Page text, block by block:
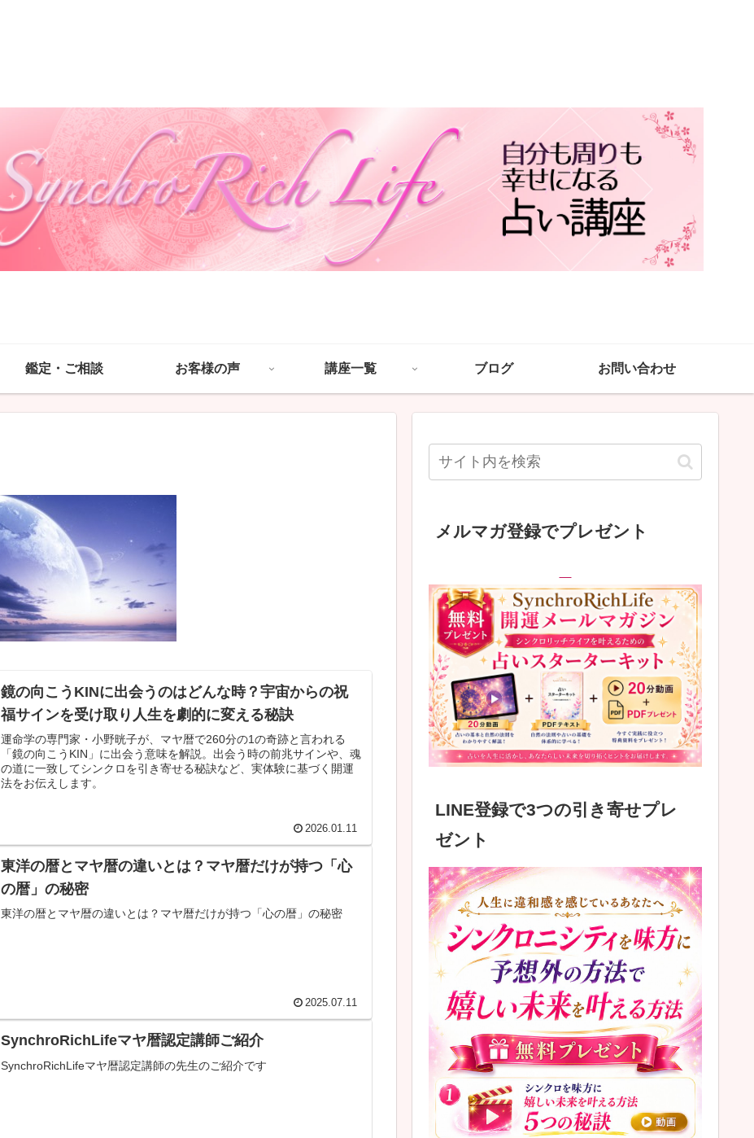
鑑定・ご相談 お客様の声 講座一覧 ブログ お問い合わせ
鏡の向こうKINに出会うのはどんな時？宇宙からの祝
福サインを受け取り人生を劇的に変える秘訣
運命学の専門家・小野晄子が、マヤ暦で260分の1の奇跡と言われる
「鏡の向こうKIN」に出会う意味を解説。出会う時の前兆サインや、魂
の道に一致してシンクロを引き寄せる秘訣など、実体験に基づく開運
法をお伝えします。
2026.01.11
東洋の暦とマヤ暦の違いとは？マヤ暦だけが持つ「心
の暦」の秘密
東洋の暦とマヤ暦の違いとは？マヤ暦だけが持つ「心の暦」の秘密
2025.07.11
SynchroRichLifeマヤ暦認定講師ご紹介
SynchroRichLifeマヤ暦認定講師の先生のご紹介です
メルマガ登録でプレゼント
LINE登録で3つの引き寄せプレ
ゼント